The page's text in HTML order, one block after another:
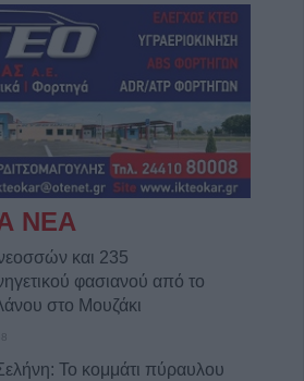
ΝΕΑ
και 235
φασιανού από το
στο Μουζάκι
Το κομμάτι πύραυλου